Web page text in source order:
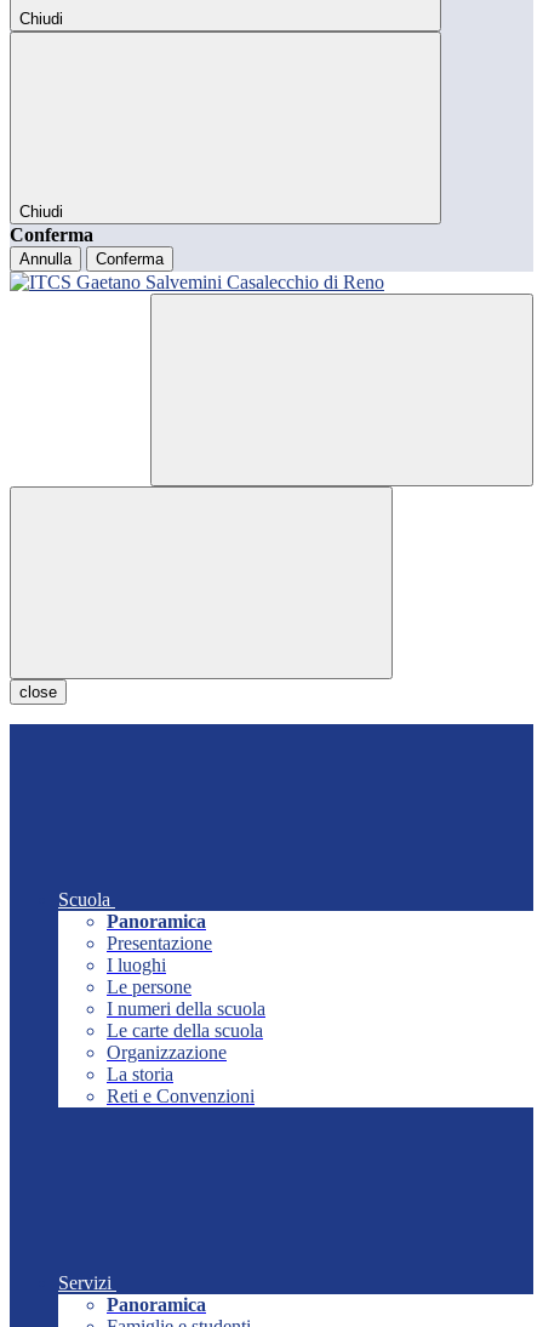
Chiudi
Chiudi
Conferma
Annulla Conferma
close
Scuola
Panoramica
Presentazione
I luoghi
Le persone
I numeri della scuola
Le carte della scuola
Organizzazione
La storia
Reti e Convenzioni
Servizi
Panoramica